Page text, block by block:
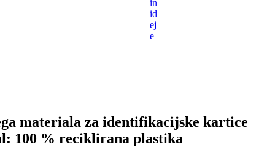
in
id
ej
e
materiala za identifikacijske kartice
100 % reciklirana plastika